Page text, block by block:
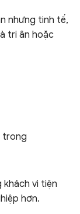
nhưng tinh tế,
tri ân hoặc
trong
khách vì tiện
hơn.